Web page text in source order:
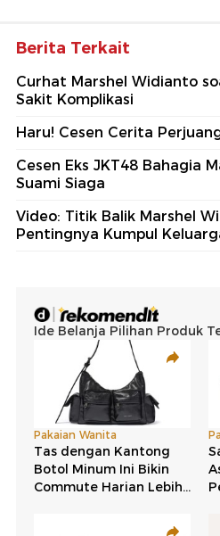
Berita Terkait
Curhat Marshel Widianto
Sakit Komplikasi
Haru! Cesen Cerita
Cesen Eks JKT48 Bahagia
Suami Siaga
Video: Titik Balik Marshel
Pentingnya Kumpul